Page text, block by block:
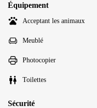
Équipement
Acceptant les animaux
Meublé
Photocopier
Toilettes
Sécurité